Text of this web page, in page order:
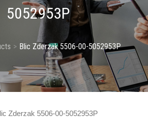
5052953P
Blic Zderzak 5506-00-5052953P
Zderzak 5506-00-5052953P